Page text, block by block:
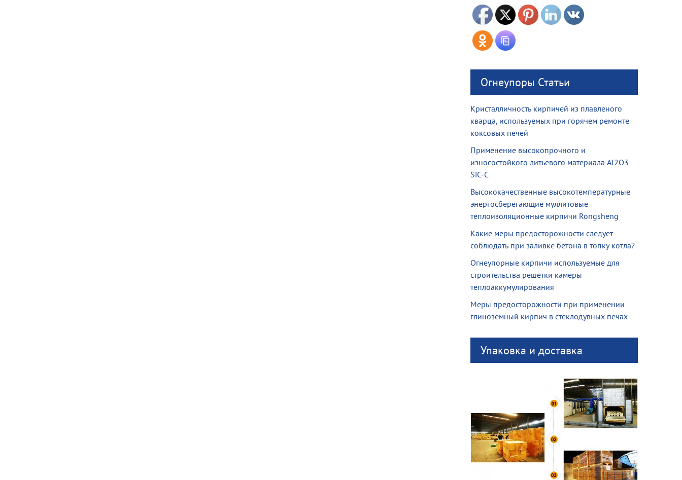
Огнеупоры Статьи
Кристалличность кирпичей из плавленого
кварца, используемых при горячем ремонте
коксовых печей
Применение высокопрочного и
износостойкого литьевого материала Al2O3-
SiC-C
Высококачественные высокотемпературные
энергосберегающие муллитовые
теплоизоляционные кирпичи Rongsheng
Какие меры предосторожности следует
соблюдать при заливке бетона в топку котла?
Огнеупорные кирпичи используемые для
строительства решетки камеры
теплоаккумулирования
Меры предосторожности при применении
глиноземный кирпич в стеклодувных печах
Упаковка и доставка